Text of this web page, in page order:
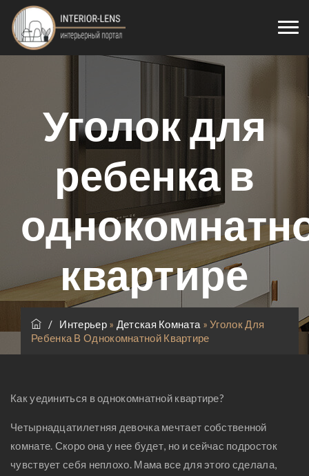
Уголок для
ребенка в
квартире
/ Интерьер » Детская Комната »Уголок Для
Ребенка В Однокомнатной Квартире
Как уединиться в однокомнатной квартире?
Четырнадцатилетняя девочка мечтает собственной
комнате. Скоро она у нее будет, но и сейчас подросток
чувствует себя неплохо. Мама все для этого сделала,